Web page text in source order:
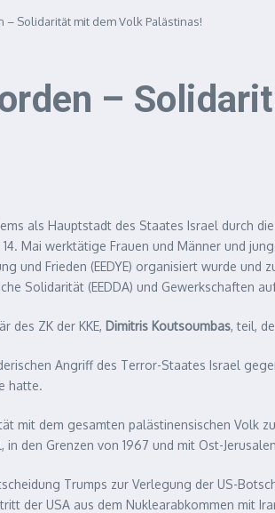
– Solidarität mit dem Volk Palästinas!
–
als Hauptstadt des Staates Israel durch
Mai werktätige Frauen und Männer und
und Frieden (EEDYE) organisiert wurde und
Solidarität (EEDDA) und Gewerkschaften
des ZK der KKE, Dimitris Koutsoumbas, teil,
Angriff des Terror-Staates Israel
hatte.
mit dem gesamten palästinensischen Volk
den Grenzen von 1967 und mit Ost-
Trumps zur Verlegung der US-
der USA aus dem Nuklearabkommen mit